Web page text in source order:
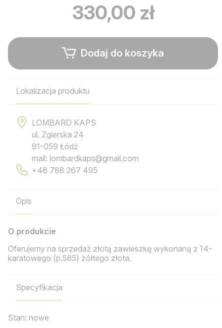
330,00 zł
Dodaj do koszyka
Lokalizacja produktu
LOMBARD KAPS
ul. Zgierska 24
91-059 Łódź
mail: lombardkaps@gmail.com
+48 788 267 495
Opis
O produkcie
Oferujemy na sprzedaż złotą zawieszkę wykonaną z 14-
karatowego (p.585) żółtego złota.
Specyfikacja
Stan: nowe